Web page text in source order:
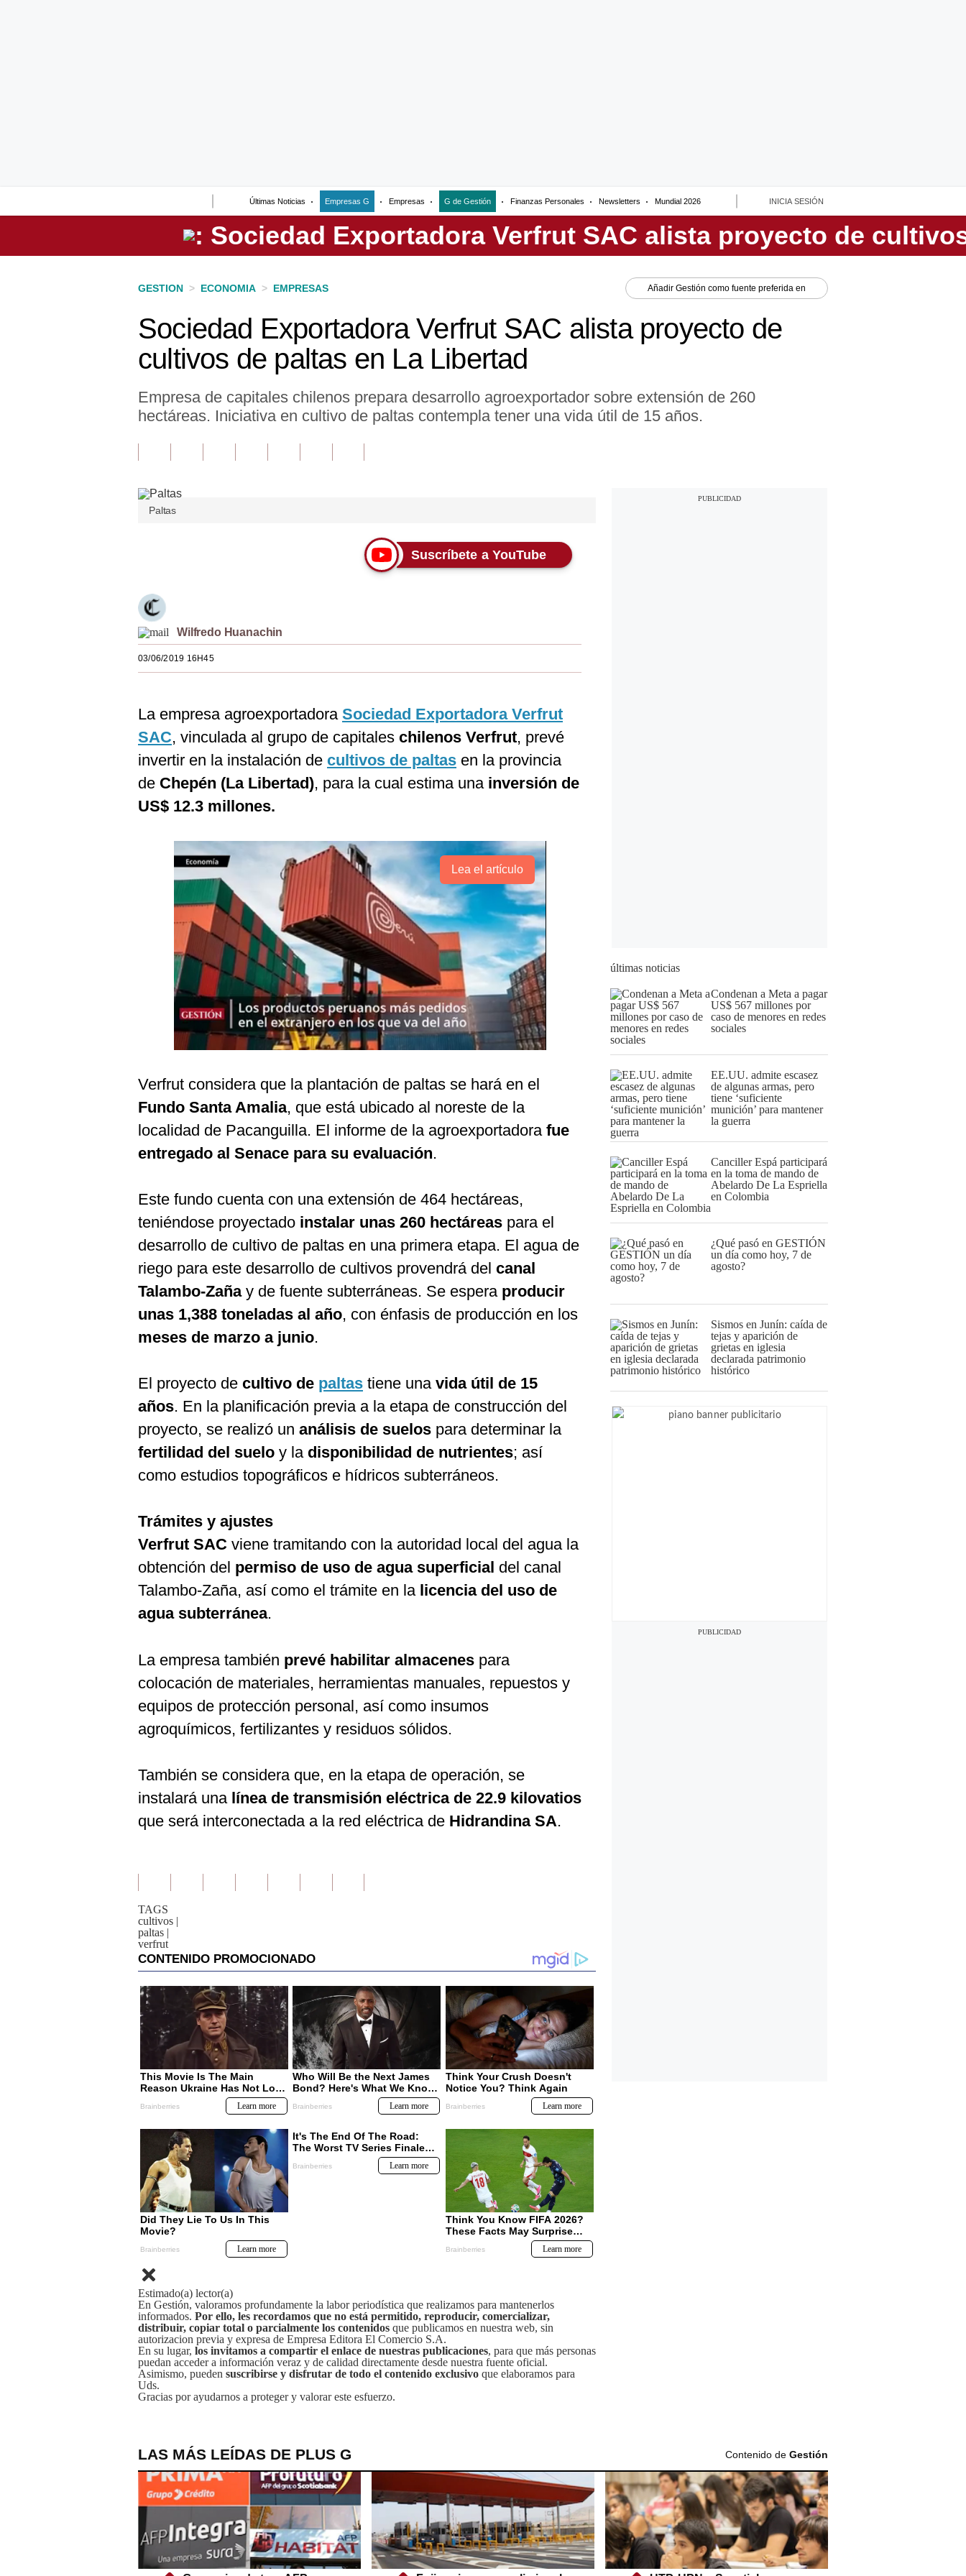
Últimas Noticias Empresas G Empresas G de Gestión Finanzas Personales Newsletters Mundial 2026 INICIA SESIÓN
Perú
GESTION > ECONOMIA > EMPRESAS Añadir Gestión como fuente preferida en
Sociedad Exportadora Verfrut SAC alista proyecto de
cultivos de paltas en La Libertad
Empresa de capitales chilenos prepara desarrollo agroexportador sobre extensión de 260
hectáreas. Iniciativa en cultivo de paltas contempla tener una vida útil de 15 años.
Paltas
Suscríbete a YouTube
Wilfredo Huanachin
03/06/2019 16H45
La empresa agroexportadora Sociedad Exportadora Verfrut
SAC, vinculada al grupo de capitales chilenos Verfrut, prevé
invertir en la instalación de cultivos de paltas en la provincia
de Chepén (La Libertad), para la cual estima una inversión de
US$ 12.3 millones.
Lea el artículo
Verfrut considera que la plantación de paltas se hará en el
Fundo Santa Amalia, que está ubicado al noreste de la
localidad de Pacanguilla. El informe de la agroexportadora fue
entregado al Senace para su evaluación.
Este fundo cuenta con una extensión de 464 hectáreas,
teniéndose proyectado instalar unas 260 hectáreas para el
desarrollo de cultivo de paltas en una primera etapa. El agua de
riego para este desarrollo de cultivos provendrá del canal
Talambo-Zañay de fuente subterráneas. Se espera producir
unas 1,388 toneladas al año, con énfasis de producción en los
meses de marzo a junio.
El proyecto de cultivo de paltas tiene una vida útil de 15
años. En la planificación previa a la etapa de construcción del
proyecto, se realizó un análisis de suelos para determinar la
fertilidad del suelo y la disponibilidad de nutrientes; así
como estudios topográficos e hídricos subterráneos.
Trámites y ajustes
Verfrut SAC viene tramitando con la autoridad local del agua la
obtención del permiso de uso de agua superficial del canal
Talambo-Zaña, así como el trámite en la licencia del uso de
agua subterránea.
La empresa también prevé habilitar almacenes para
colocación de materiales, herramientas manuales, repuestos y
equipos de protección personal, así como insumos
agroquímicos, fertilizantes y residuos sólidos.
También se considera que, en la etapa de operación, se
instalará una línea de transmisión eléctrica de 22.9 kilovatios
que será interconectada a la red eléctrica de Hidrandina SA.
TAGS
cultivos |
paltas |
verfrut
Estimado(a) lector(a)
En Gestión, valoramos profundamente la labor periodística que realizamos para mantenerlos
informados. Por ello, les recordamos que no está permitido, reproducir, comercializar,
distribuir, copiar total o parcialmente los contenidos que publicamos en nuestra web, sin
autorizacion previa y expresa de Empresa Editora El Comercio S.A.
En su lugar, los invitamos a compartir el enlace de nuestras publicaciones, para que más personas
puedan acceder a información veraz y de calidad directamente desde nuestra fuente oficial.
Asimismo, pueden suscribirse y disfrutar de todo el contenido exclusivo que elaboramos para
Uds.
Gracias por ayudarnos a proteger y valorar este esfuerzo.
últimas noticias
Condenan a Meta a pagar
US$ 567 millones por
caso de menores en redes
sociales
EE.UU. admite escasez
de algunas armas, pero
tiene ‘suficiente
munición’ para mantener
la guerra
Canciller Espá participará
en la toma de mando de
Abelardo De La Espriella
en Colombia
¿Qué pasó en GESTIÓN
un día como hoy, 7 de
agosto?
Sismos en Junín: caída de
tejas y aparición de
grietas en iglesia
declarada patrimonio
histórico
LAS MÁS LEÍDAS DE PLUS G Contenido de Gestión